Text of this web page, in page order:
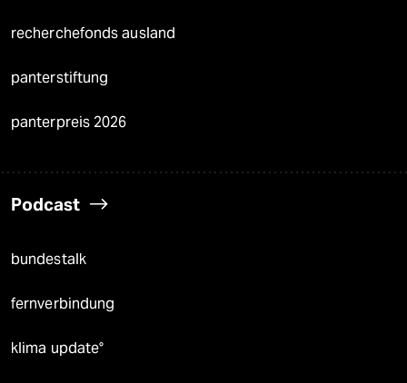
recherchefonds ausland
panterstiftung
panterpreis 2026
Podcast
bundestalk
fernverbindung
klima update°